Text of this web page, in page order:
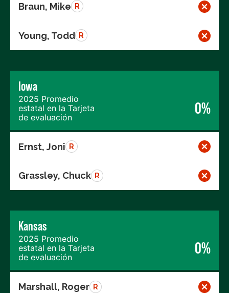
Braun, Mike R
Young, Todd R
Iowa
2025 Promedio
estatal en la Tarjeta
de evaluación
0%
Ernst, Joni R
Grassley, Chuck R
Kansas
2025 Promedio
estatal en la Tarjeta
de evaluación
0%
Marshall, Roger R